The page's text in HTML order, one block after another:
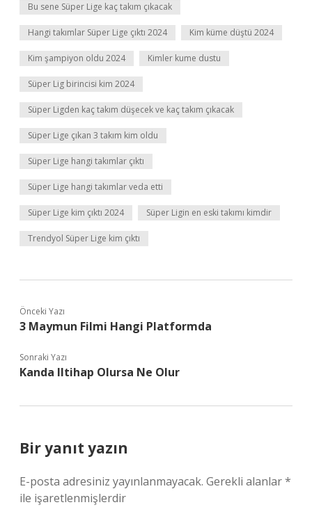
Bu sene Süper Lige kaç takım çıkacak
Hangi takımlar Süper Lige çıktı 2024 Kim küme düştü 2024
Kim şampiyon oldu 2024 Kimler kume dustu
Süper Lig birincisi kim 2024
Süper Ligden kaç takım düşecek ve kaç takım çıkacak
Süper Lige çıkan 3 takım kim oldu
Süper Lige hangi takımlar çıktı
Süper Lige hangi takımlar veda etti
Süper Lige kim çıktı 2024 Süper Ligin en eski takımı kimdir
Trendyol Süper Lige kim çıktı
Önceki Yazı
3 Maymun Filmi Hangi Platformda
Sonraki Yazı
Kanda Iltihap Olursa Ne Olur
Bir yanıt yazın
E-posta adresiniz yayınlanmayacak. Gerekli alanlar*
ile işaretlenmişlerdir